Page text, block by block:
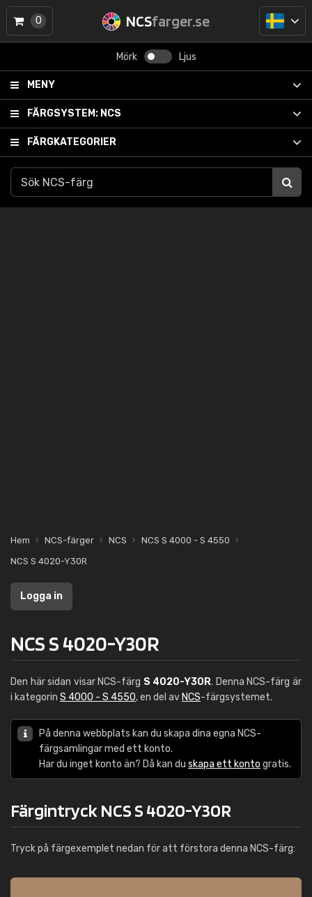
NCSfarger.se
Mörk Ljus
MENY
FÄRGSYSTEM: NCS
FÄRGKATEGORIER
0
Hem NCS-färger NCS
NCS S 4000 - S 4550
NCS S 4020-Y30R
Logga in
NCS S 4020-Y30R
Den här sidan visar NCS-färg S 4020-Y30R. Denna NCS-färg är
i kategorin S 4000 - S 4550, en del av NCS-färgsystemet.
På denna webbplats kan du skapa dina egna NCS-
färgsamlingar med ett konto.
Har du inget konto än? Då kan du skapa ett konto gratis.
Färgintryck NCS S 4020-Y30R
Tryck på färgexemplet nedan för att förstora denna NCS-färg: